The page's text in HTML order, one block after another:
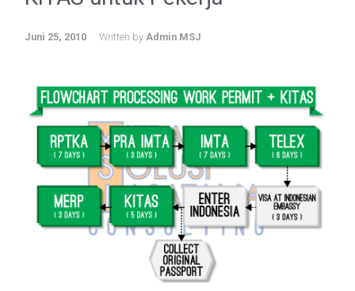
Juni 25, 2010 Written by Admin MSJ